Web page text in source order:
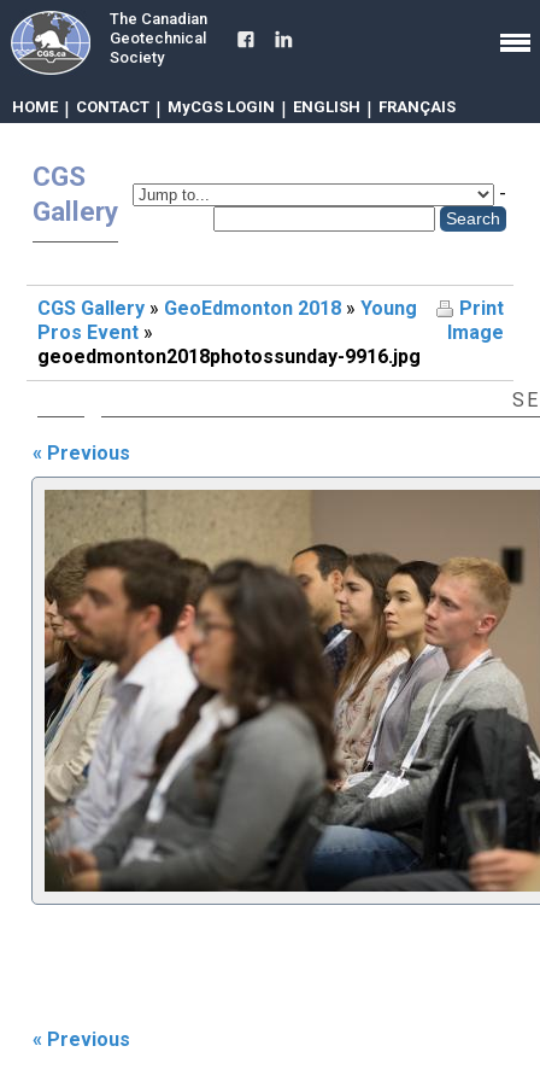
The Canadian
Geotechnical
Society
HOME | CONTACT | MyCGS LOGIN | ENGLISH | FRANÇAIS
CGS
Gallery
-
CGS Gallery » GeoEdmonton 2018 »Young
Pros Event »
geoedmonton2018photossunday-9916.jpg
Print
Image
« Previous
« Previous